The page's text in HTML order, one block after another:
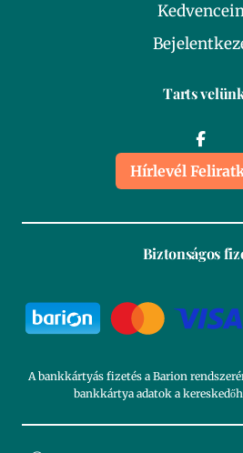
Tarts
Hírlevél
Biztonságos
A bankkártyás fizetés a Barion
bankkártya adatok a